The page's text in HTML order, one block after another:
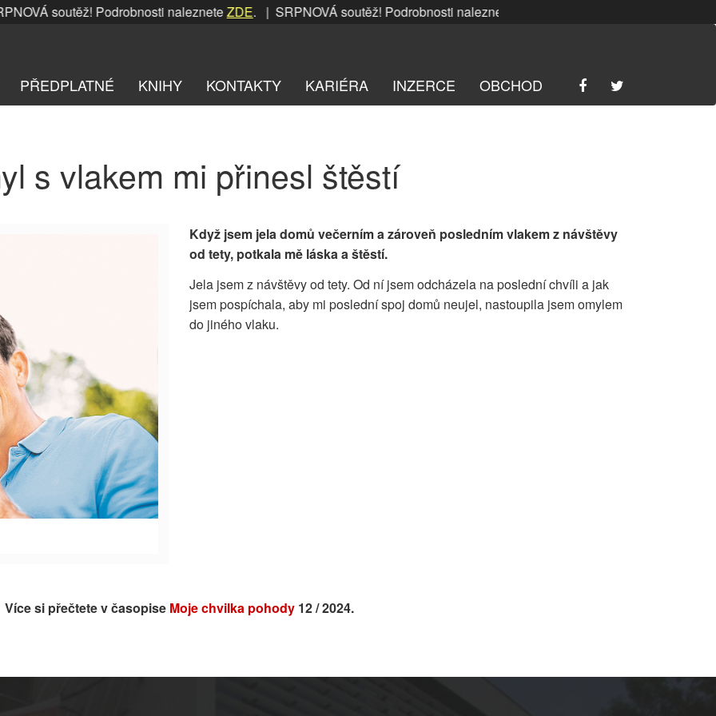
soutěž! Podrobnosti nalezneteZDE. | SRPNOVÁ soutěž! Podrobnosti nalezneteZDE
PŘEDPLATNÉ KNIHY KONTAKTY KARIÉRA INZERCE OBCHOD
s vlakem mi přinesl štěstí
Když jsem jela domů večerním a zároveň posledním vlakem z návštěvy
od tety, potkala mě láska a štěstí.
Jela jsem z návštěvy od tety. Od ní jsem odcházela na poslední chvíli a jak
jsem pospíchala, aby mi poslední spoj domů neujel, nastoupila jsem omylem
do jiného vlaku.
Více si přečtete v časopise Moje chvilka pohody12 / 2024.